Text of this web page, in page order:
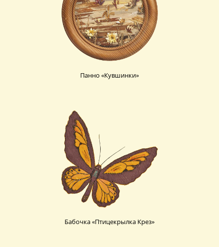
Панно «Кувшинки»
Бабочка «Птицекрылка Крез»